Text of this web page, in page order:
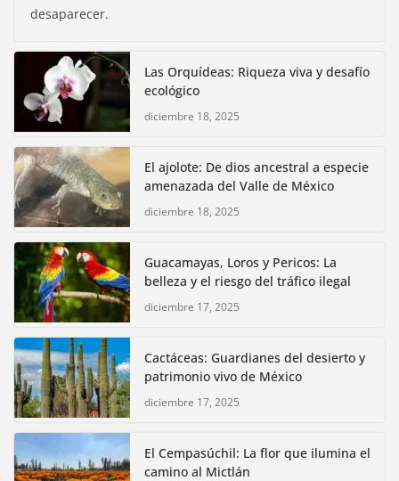
desaparecer.
Las Orquídeas: Riqueza viva y desafío
ecológico
diciembre 18, 2025
El ajolote: De dios ancestral a especie
amenazada del Valle de México
diciembre 18, 2025
Guacamayas, Loros y Pericos: La
belleza y el riesgo del tráfico ilegal
diciembre 17, 2025
Cactáceas: Guardianes del desierto y
patrimonio vivo de México
diciembre 17, 2025
El Cempasúchil: La flor que ilumina el
camino al Mictlán